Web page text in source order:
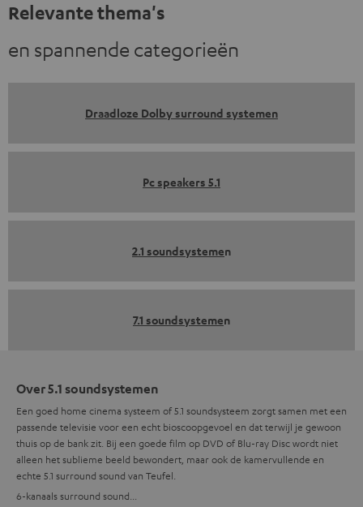
Relevante thema's
en spannende categorieën
Draadloze Dolby surround systemen
Pc speakers 5.1
2.1 soundsystemen
7.1 soundsystemen
Over 5.1 soundsystemen
Een goed home cinema systeem of 5.1 soundsysteem zorgt samen met een
passende televisie voor een echt bioscoopgevoel en dat terwijl je gewoon
thuis op de bank zit. Bij een goede film op DVD of Blu-ray Disc wordt niet
alleen het sublieme beeld bewondert, maar ook de kamervullende en
echte 5.1 surround sound van Teufel.
6-kanaals surround sound...